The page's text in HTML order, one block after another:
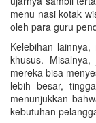
menu nasi kotak
oleh para guru
Kelebihan
khusus.
mereka bisa
lebih besar,
menunjukkan
kebutuhan